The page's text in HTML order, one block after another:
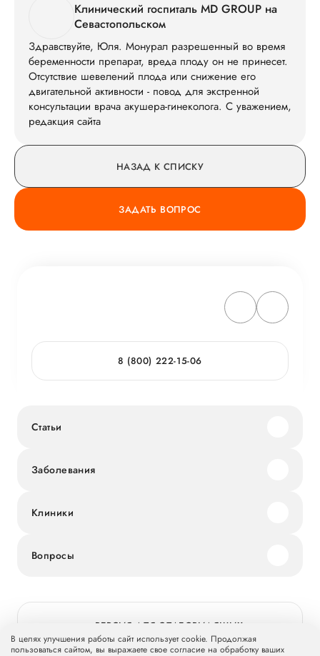
Клинический госпиталь MD GROUP на
Севастопольском
Здравствуйте, Юля. Монурал разрешенный во время
беременности препарат, вреда плоду он не принесет.
Отсутствие шевелений плода или снижение его
двигательной активности - повод для экстренной
консультации врача акушера-гинеколога. С уважением,
редакция сайта
НАЗАД К СПИСКУ
ЗАДАТЬ ВОПРОС
8 (800) 222-15-06
Статьи
Заболевания
Клиники
Вопросы
ВЕРСИЯ ДЛЯ СЛАБОВИДЯЩИХ
В целях улучшения работы сайт использует cookie. Продолжая
пользоваться сайтом, вы выражаете свое согласие на обработку ваших